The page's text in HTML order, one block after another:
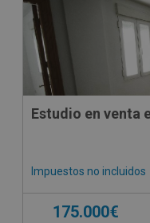
Estudio en venta
Impuestos no incluidos
175.000€